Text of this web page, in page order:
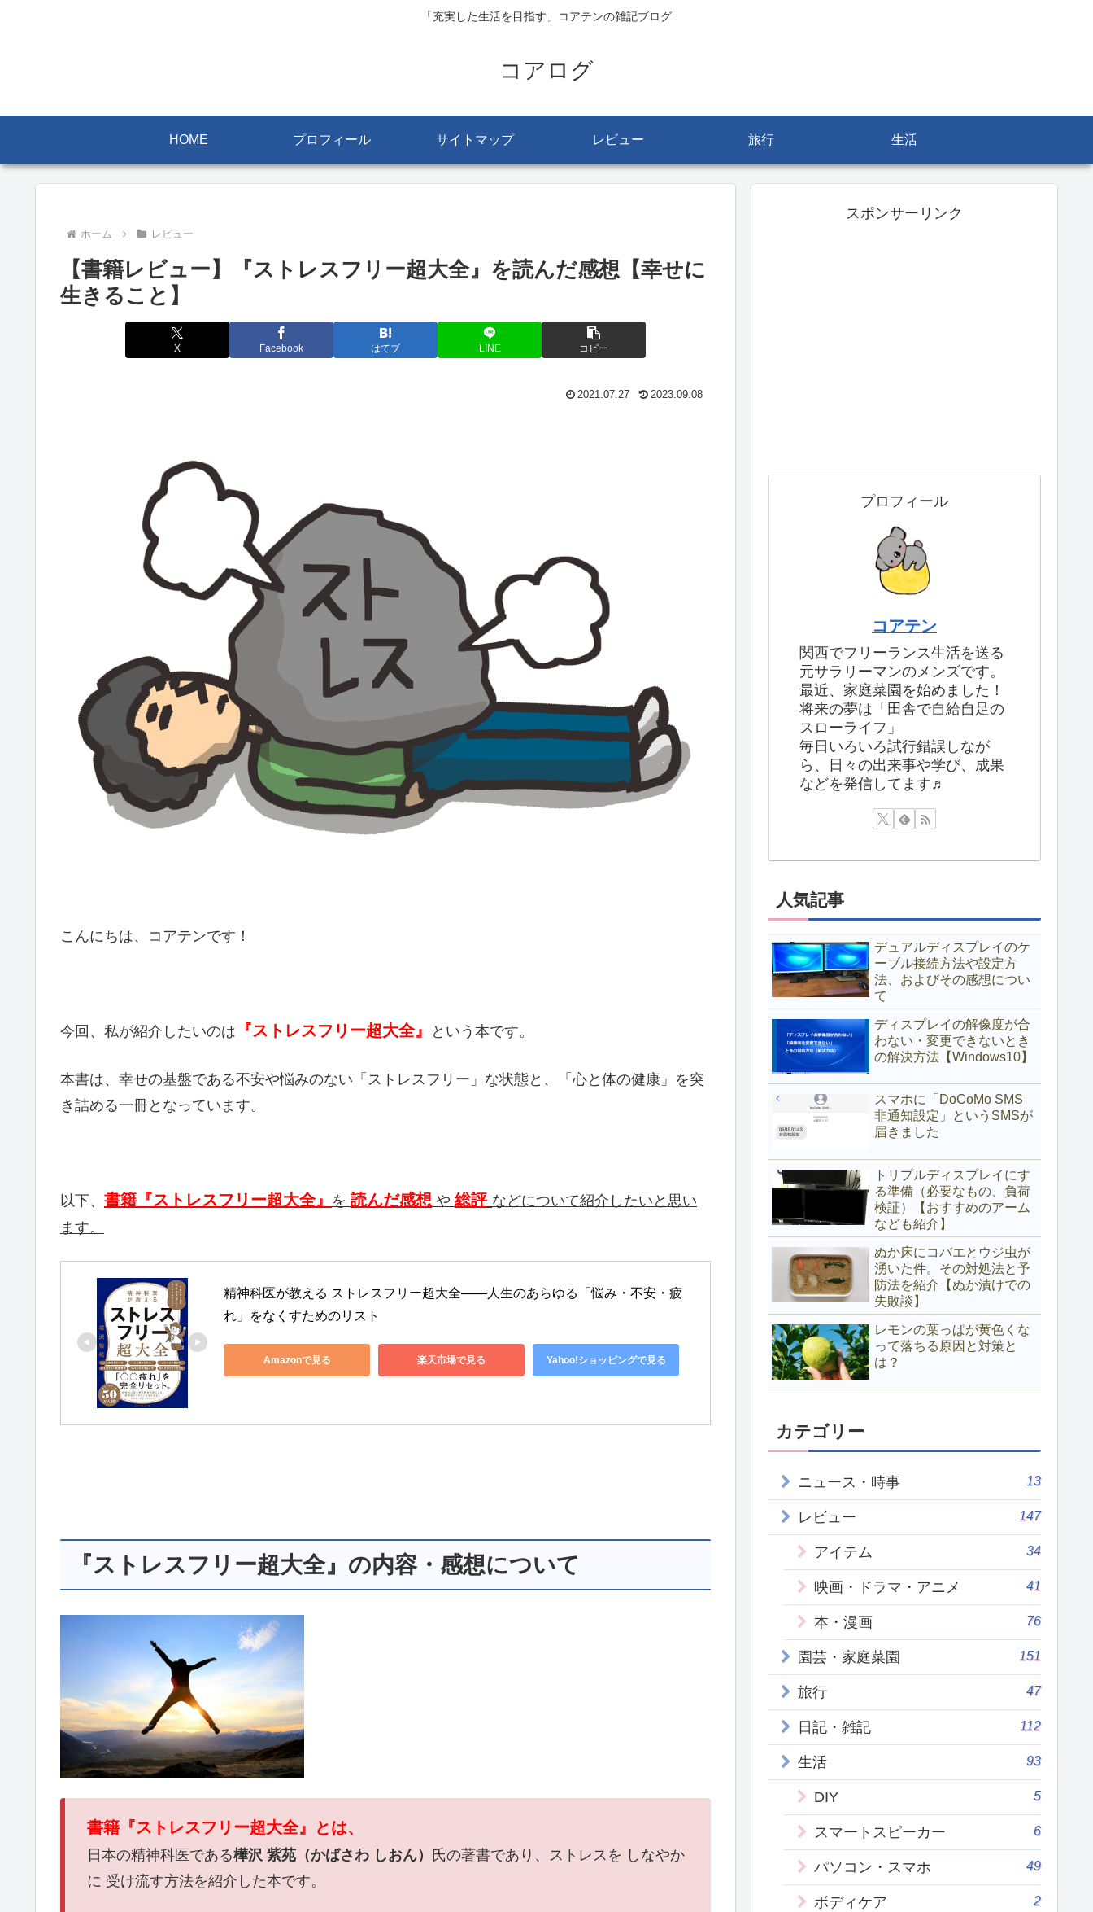
「充実した生活を目指す」コアテンの雑記ブログ
コアログ
HOME プロフィール サイトマップ レビュー 旅行 生活
ホーム レビュー
【書籍レビュー】『ストレスフリー超大全』を読んだ感想【幸せに
生きること】
X Facebook はてブ LINE コピー
2021.07.27 2023.09.08
こんにちは、コアテンです！
今回、私が紹介したいのは 『ストレスフリー超大全』 という本です。
本書は、幸せの基盤である不安や悩みのない「ストレスフリー」な状態と、「心と体の健康」を突
き詰める一冊となっています。
以下、 書籍『ストレスフリー超大全』 を 読んだ感想 や 総評 などについて紹介したいと思い
ます。
精神科医が教える ストレスフリー超大全――人生のあらゆる「悩み・不安・疲
れ」をなくすためのリスト
Amazonで見る 楽天市場で見る Yahoo!ショッピングで見る
『ストレスフリー超大全』の内容・感想について
書籍『ストレスフリー超大全』とは、
日本の精神科医である樺沢 紫苑（かばさわ しおん）
氏の著書であり、ストレスを しなやか
に 受け流す方法を紹介した本です。
スポンサーリンク
プロフィール
コアテン
関西でフリーランス生活を送る
元サラリーマンのメンズです。
最近、家庭菜園を始めました！
将来の夢は「田舎で自給自足の
スローライフ」
毎日いろいろ試行錯誤しなが
ら、日々の出来事や学び、成果
などを発信してます♬
人気記事
デュアルディスプレイのケ
ーブル接続方法や設定方
法、およびその感想につい
て
ディスプレイの解像度が合
わない・変更できないとき
の解決方法【Windows10】
スマホに「DoCoMo SMS
非通知設定」というSMSが
届きました
トリプルディスプレイにす
る準備（必要なもの、負荷
検証）【おすすめのアーム
なども紹介】
ぬか床にコバエとウジ虫が
湧いた件。その対処法と予
防法を紹介【ぬか漬けでの
失敗談】
レモンの葉っぱが黄色くな
って落ちる原因と対策と
は？
カテゴリー
ニュース・時事 13
レビュー 147
アイテム 34
映画・ドラマ・アニメ 41
本・漫画 76
園芸・家庭菜園 151
旅行 47
日記・雑記 112
生活 93
DIY 5
スマートスピーカー 6
パソコン・スマホ 49
ボディケア 2